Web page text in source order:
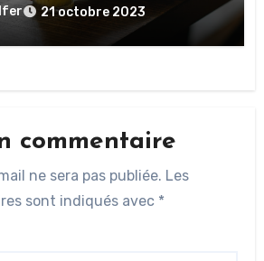
21 octobre 2023
commentaire
ne sera pas publiée. Les
sont indiqués avec *